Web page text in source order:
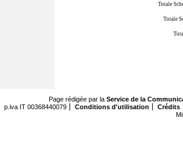
Totale
Totale
Page rédigée par la Service de la
p.iva IT 00368440079
Conditions d'utilisation
Crédits